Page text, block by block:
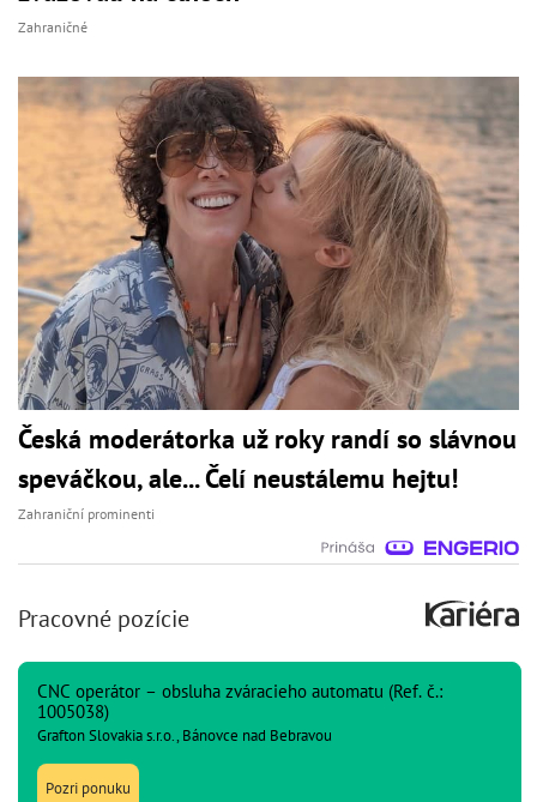
Zahraničné
Česká moderátorka už roky randí so slávnou
speváčkou, ale... Čelí neustálemu hejtu!
Zahraniční prominenti
Pracovné pozície
CNC operátor – obsluha zváracieho automatu (Ref. č.:
1005038)
Grafton Slovakia s.r.o., Bánovce nad Bebravou
Pozri ponuku